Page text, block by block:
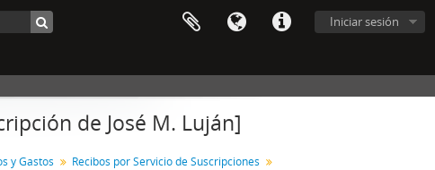
Iniciar sesión
de José M. Luján]
y Gastos
Recibos por Servicio de Suscripciones